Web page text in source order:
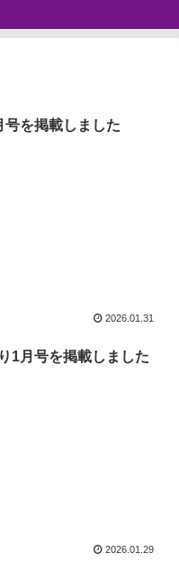
号を掲載しました
2026.01.31
1月号を掲載しました
2026.01.29